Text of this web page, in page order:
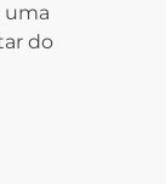
uma
do